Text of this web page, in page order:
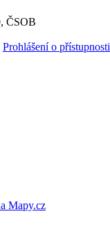
ČSOB
Prohlášení o přístupnosti